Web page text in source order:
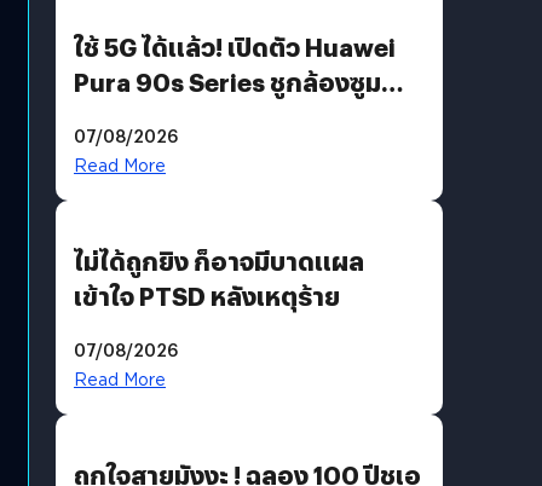
ใช้ 5G ได้แล้ว! เปิดตัว Huawei
Pura 90s Series ชูกล้องซูม
07/08/2026
Read More
ไม่ได้ถูกยิง ก็อาจมีบาดแผล
เข้าใจ PTSD หลังเหตุร้าย
07/08/2026
Read More
ถูกใจสายมังงะ ! ฉลอง 100 ปีชูเอ